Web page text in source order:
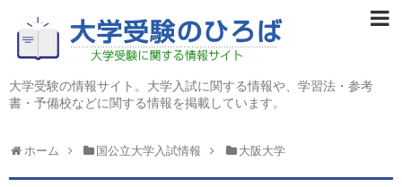
大学受験の情報サイト。大学入試に関する情報や、学習法・参考
書・予備校などに関する情報を掲載しています。
ホーム 国公立大学入試情報 大阪大学